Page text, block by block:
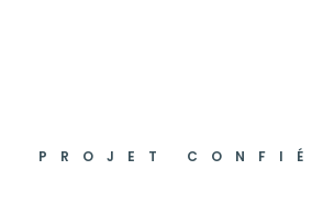
PROJET CONFIÉ